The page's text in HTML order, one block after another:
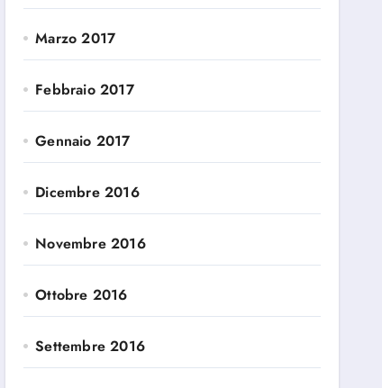
Marzo 2017
Febbraio 2017
Gennaio 2017
Dicembre 2016
Novembre 2016
Ottobre 2016
Settembre 2016